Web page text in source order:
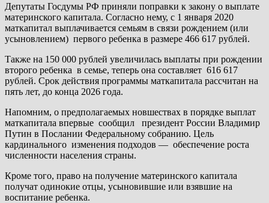
Депутаты Госдумы РФ приняли поправки к закону о выплате
материнского капитала. Согласно нему, с 1 января 2020
маткапитал выплачивается семьям в связи рождением (или
усыновлением) первого ребенка в размере 466 617 рублей.
Также на 150 000 рублей увеличилась выплаты при рождении
второго ребенка в семье, теперь она составляет 616 617
рублей. Срок действия программы маткапитала рассчитан на
пять лет, до конца 2026 года.
Напомним, о предполагаемых новшествах в порядке выплат
маткапитала впервые сообщил президент России Владимир
Путин в Послании Федеральному собранию. Цель
кардинального изменения подходов — обеспечение роста
численности населения страны.
Кроме того, право на получение материнского капитала
получат одинокие отцы, усыновившие или взявшие на
воспитание ребенка.